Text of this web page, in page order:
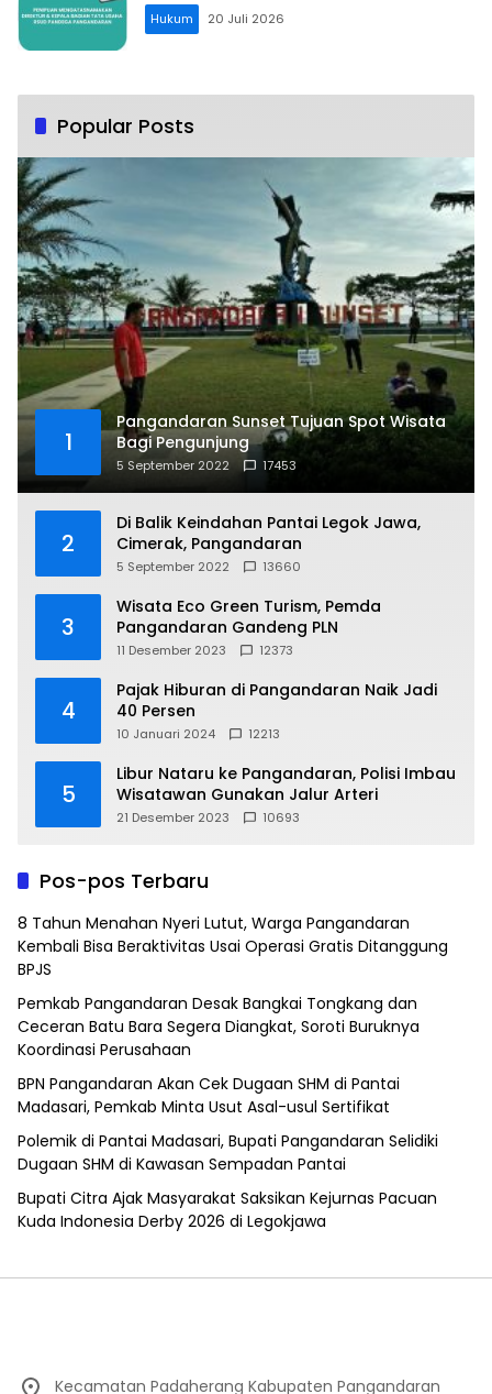
Hukum 20 Juli 2026
Popular Posts
1
Pangandaran Sunset Tujuan Spot Wisata
Bagi Pengunjung
5 September 2022 17453
2
Di Balik Keindahan Pantai Legok Jawa,
Cimerak, Pangandaran
5 September 2022 13660
3
Wisata Eco Green Turism, Pemda
Pangandaran Gandeng PLN
11 Desember 2023 12373
4
Pajak Hiburan di Pangandaran Naik Jadi
40 Persen
10 Januari 2024 12213
5
Libur Nataru ke Pangandaran, Polisi Imbau
Wisatawan Gunakan Jalur Arteri
21 Desember 2023 10693
Pos-pos Terbaru
8 Tahun Menahan Nyeri Lutut, Warga Pangandaran
Kembali Bisa Beraktivitas Usai Operasi Gratis Ditanggung
BPJS
Pemkab Pangandaran Desak Bangkai Tongkang dan
Ceceran Batu Bara Segera Diangkat, Soroti Buruknya
Koordinasi Perusahaan
BPN Pangandaran Akan Cek Dugaan SHM di Pantai
Madasari, Pemkab Minta Usut Asal-usul Sertifikat
Polemik di Pantai Madasari, Bupati Pangandaran Selidiki
Dugaan SHM di Kawasan Sempadan Pantai
Bupati Citra Ajak Masyarakat Saksikan Kejurnas Pacuan
Kuda Indonesia Derby 2026 di Legokjawa
Kecamatan Padaherang Kabupaten Pangandaran